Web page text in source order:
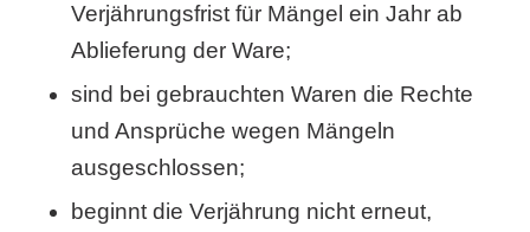
Verjährungsfrist für Mängel ein Jahr ab
Ablieferung der Ware;
sind bei gebrauchten Waren die Rechte
und Ansprüche wegen Mängeln
ausgeschlossen;
beginnt die Verjährung nicht erneut,